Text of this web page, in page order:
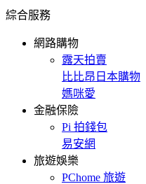
綜合服務
網路購物
露天拍賣
比比昂日本購物
媽咪愛
金融保險
Pi 拍錢包
易安網
旅遊娛樂
PChome 旅遊